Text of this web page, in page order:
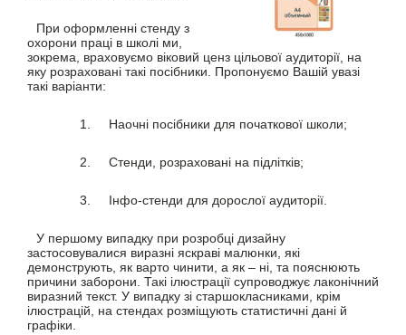
При оформленні стенду з
охорони праці в школі ми,
зокрема, враховуємо віковий ценз цільової аудиторії, на
яку розраховані такі посібники. Пропонуємо Вашій увазі
такі варіанти:
1. Наочні посібники для початкової школи;
2. Стенди, розраховані на підлітків;
3. Інфо-стенди для дорослої аудиторії.
У першому випадку при розробці дизайну
застосовувалися виразні яскраві малюнки, які
демонструють, як варто чинити, а як – ні, та пояснюють
причини заборони. Такі ілюстрації супроводжує лаконічний
виразний текст. У випадку зі старшокласниками, крім
ілюстрацій, на стендах розміщують статистичні дані й
графіки.